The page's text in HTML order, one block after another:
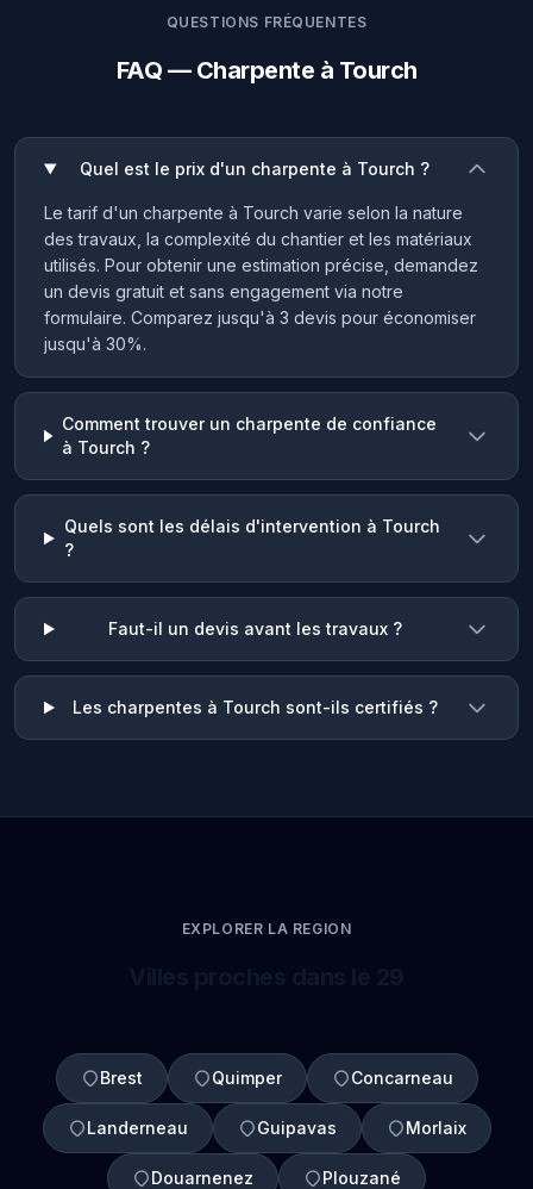
QUESTIONS FRÉQUENTES
FAQ — Charpente à Tourch
Quel est le prix d'un charpente à Tourch ?
Le tarif d'un charpente à Tourch varie selon la nature
des travaux, la complexité du chantier et les matériaux
utilisés. Pour obtenir une estimation précise, demandez
un devis gratuit et sans engagement via notre
formulaire. Comparez jusqu'à 3 devis pour économiser
jusqu'à 30%.
Comment trouver un charpente de confiance
à Tourch ?
Quels sont les délais d'intervention à Tourch
?
Faut-il un devis avant les travaux ?
Les charpentes à Tourch sont-ils certifiés ?
EXPLORER LA REGION
Brest Quimper Concarneau
Landerneau Guipavas Morlaix
Douarnenez Plouzané